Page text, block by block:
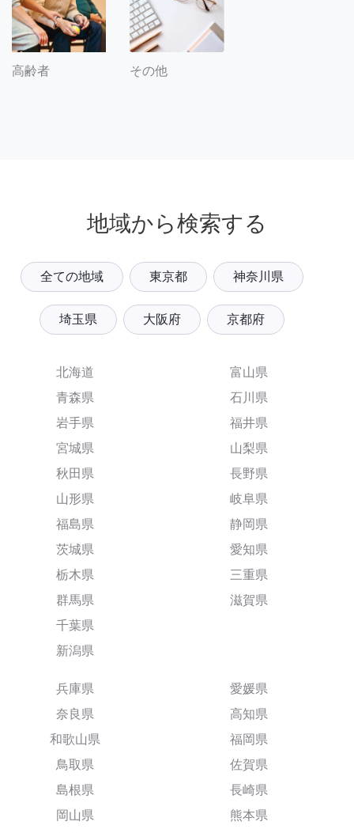
高齢者 その他
地域から検索する
全ての地域 東京都 神奈川県
埼玉県 大阪府 京都府
北海道
青森県
岩手県
宮城県
秋田県
山形県
福島県
茨城県
栃木県
群馬県
千葉県
新潟県
富山県
石川県
福井県
山梨県
長野県
岐阜県
静岡県
愛知県
三重県
滋賀県
兵庫県
奈良県
和歌山県
鳥取県
島根県
岡山県
愛媛県
高知県
福岡県
佐賀県
長崎県
熊本県